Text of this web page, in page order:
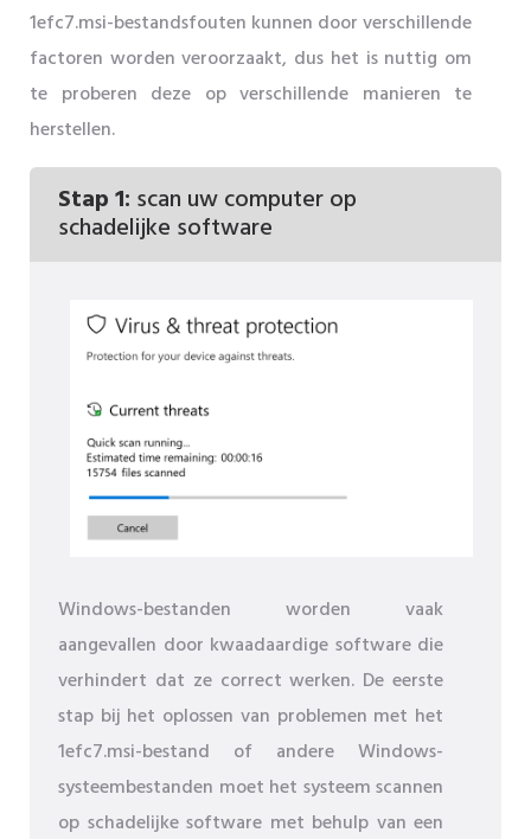
1efc7.msi-bestandsfouten kunnen door verschillende
factoren worden veroorzaakt, dus het is nuttig om
te proberen deze op verschillende manieren te
herstellen.
Stap 1: scan uw computer op
schadelijke software
Windows-bestanden worden vaak
aangevallen door kwaadaardige software die
verhindert dat ze correct werken. De eerste
stap bij het oplossen van problemen met het
1efc7.msi-bestand of andere Windows-
systeembestanden moet het systeem scannen
op schadelijke software met behulp van een